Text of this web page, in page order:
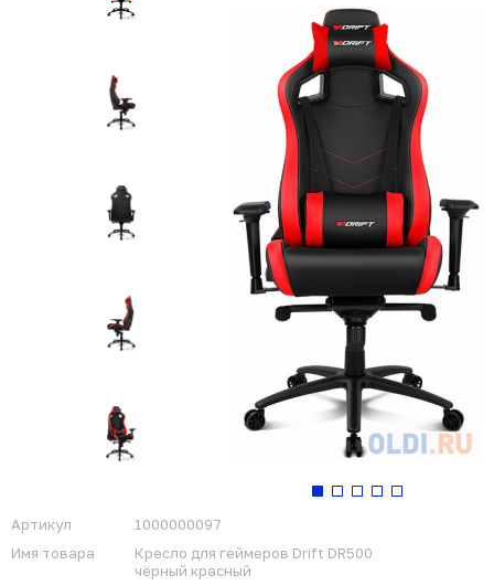
Артикул
1000000097
Имя товара
Кресло для геймеров Drift DR500
чёрный красный